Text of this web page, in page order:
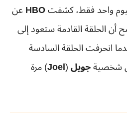
واحد فقط، كشفتHBOعن
الحلقة القادمة ستعود إلى
انحرفت الحلقة السادسة
شخصيةجويل(
Joel) مرة